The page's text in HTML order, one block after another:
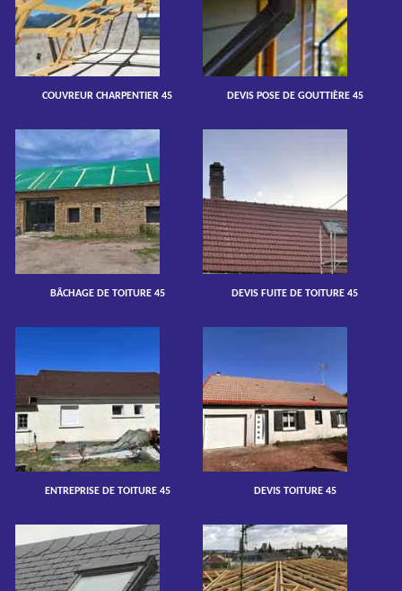
COUVREUR CHARPENTIER 45 DEVIS POSE DE GOUTTIÈRE 45
BÂCHAGE DE TOITURE 45 DEVIS FUITE DE TOITURE 45
ENTREPRISE DE TOITURE 45 DEVIS TOITURE 45